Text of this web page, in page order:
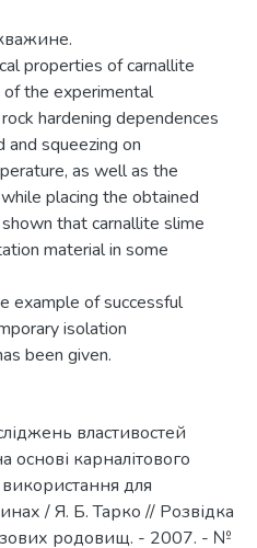
properties of carnallite
of the experimental
hardening dependences
squeezing on
as well as the
placing the obtained
that carnallite slime
material in some
example of successful
isolation
been given.
властивостей
основі карналітового
для
/ Я. Б. Тарко // Розвідка
родовищ. - 2007. - №